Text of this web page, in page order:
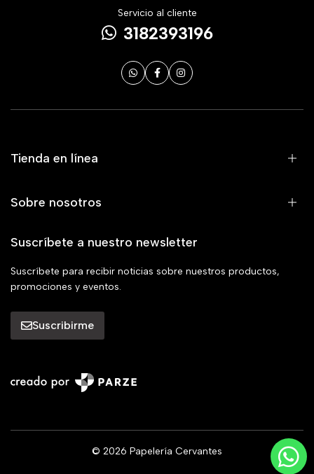
Servicio al cliente
3182393196
Tienda en línea
Sobre nosotros
Suscríbete a nuestro newsletter
Suscríbete para recibir noticias sobre nuestros productos,
promociones y eventos.
Suscribirme
© 2026 Papelería Cervantes